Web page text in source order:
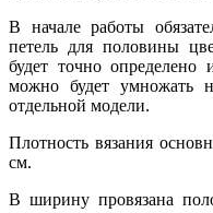
В начале работы
петель для половины
будет точно определено
можно будет умножать
отдельной модели.
Плотность вязания
см.
В ширину провязана